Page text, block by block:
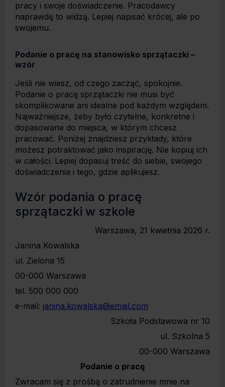
pracy i swoje doświadczenie. Pracodawcy
naprawdę to widzą. Lepiej napisać krócej, ale po
swojemu.
Podanie o pracę na stanowisko sprzątaczki –
wzór
Jeśli nie wiesz, od czego zacząć, spokojnie.
Podanie o pracę sprzątaczki nie musi być
skomplikowane ani idealne pod każdym względem.
Najważniejsze, żeby było czytelne, konkretne i
dopasowane do miejsca, w którym chcesz
pracować. Poniżej znajdziesz przykłady, które
możesz potraktować jako inspirację. Nie kopiuj ich
w całości. Lepiej dopasuj treść do siebie, swojego
doświadczenia i tego, gdzie aplikujesz.
Wzór podania o pracę
sprzątaczki w szkole
Warszawa, 21 kwietnia 2026 r.
Janina Kowalska
ul. Zielona 15
00-000 Warszawa
tel. 500 000 000
e-mail: janina.kowalska@email.com
Szkoła Podstawowa nr 10
ul. Szkolna 5
00-000 Warszawa
Podanie o pracę
Zwracam się z prośbą o zatrudnienie mnie na